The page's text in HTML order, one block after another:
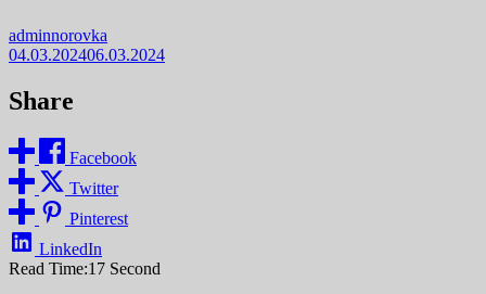
adminnorovka
04.03.202406.03.2024
Share
Facebook
Twitter
Pinterest
LinkedIn
Read Time:17 Second